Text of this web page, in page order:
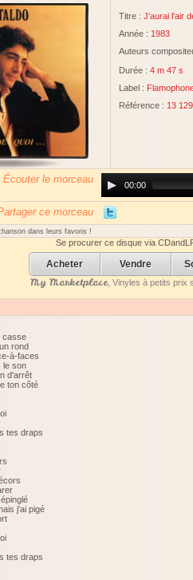
Titre : J'aurai l'air
Année : 1983
Auteurs
Durée : 4 m 47 s
Label :
Référence : 13 129
Écouter le morceau
Player00:00
ce morceau
dans leurs favoris !
Se procurer ce disque via
Acheter Vendre
My Marketplace, Vinyles à petits prix
casse
rond
à-faces
le son
d'arrêt
ton côté
tes draps
j'ai pigé
tes draps